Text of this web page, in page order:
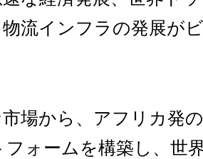
流インフラの発展が
市場から、アフリカ発
ォームを構築し、世